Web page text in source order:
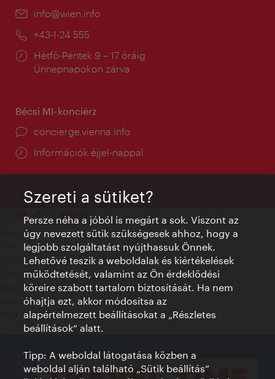
E-
info@wien.info
Telefon:
+43-1-24 555
Nyitva
tartás:
Hétfő-Péntek 9 – 17 óráig
Ünnepnapokon zárva
Bécsi MI-konciérz
concierge.vienna.info
Információk éjjel-nappal
Kapcsolat
Credits
Adatvédelmi nyilatkozat
Terms of Use
Megközelíthetőség
Sajtókapcsolat
Sütik beállítása
© Copyright WienTourismus
Szereti a sütiket?
Persze néha a jóból is megárt a sok. Viszont az
úgy nevezett sütik szükségesek ahhoz, hogy a
legjobb szolgáltatást nyújthassuk Önnek.
Lehetővé teszik a weboldalak és kiértékelések
működtetését, valamint az Ön érdeklődési
köreire szabott tartalom biztosítását. Ha nem
óhajtja ezt, akkor módosítsa az
alapértelmezett beállításokat a „Részletes
beállítások“ alatt.
Tipp: A weboldal látogatása közben a
weboldal alján található „Sütik beállítás”